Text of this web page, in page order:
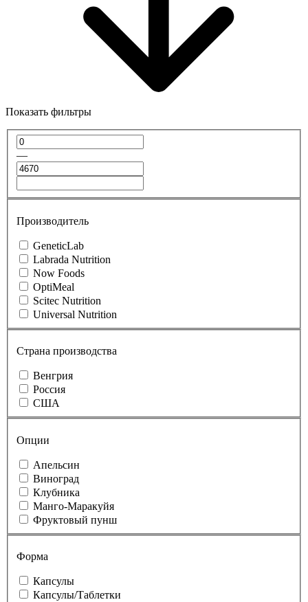
Показать фильтры
—
Производитель
GeneticLab
Labrada Nutrition
Now Foods
OptiMeal
Scitec Nutrition
Universal Nutrition
Страна производства
Венгрия
Россия
США
Опции
Апельсин
Виноград
Клубника
Манго-Маракуйя
Фруктовый пунш
Форма
Капсулы
Капсулы/Таблетки